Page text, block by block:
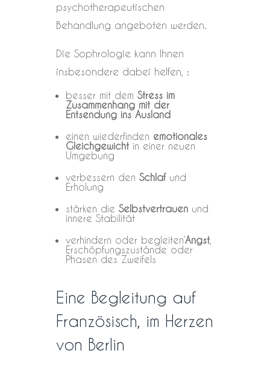
psychotherapeutischen
Behandlung angeboten werden.
Die Sophrologie kann Ihnen
insbesondere dabei helfen, :
besser mit dem Stress im
Zusammenhang mit der
Entsendung ins Ausland
einen wiederfinden emotionales
Gleichgewichtin einer neuen
Umgebung
verbessern den Schlafund
Erholung
stärken die Selbstvertrauenund
innere Stabilität
verhindern oder begleiten’Angst,
Erschöpfungszustände oder
Phasen des Zweifels
Eine Begleitung auf
Französisch, im Herzen
von Berlin